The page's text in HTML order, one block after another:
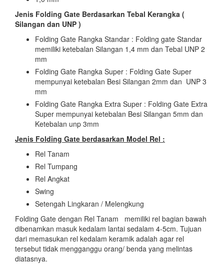
Jenis Folding Gate Berdasarkan Tebal Kerangka (
Silangan dan UNP )
Folding Gate Rangka Standar : Folding gate Standar
memiliki ketebalan Silangan 1,4 mm dan Tebal UNP 2
mm
Folding Gate Rangka Super : Folding Gate Super
mempunyai ketebalan Besi Silangan 2mm dan UNP 3
mm
Folding Gate Rangka Extra Super : Folding Gate Extra
Super mempunyai ketebalan Besi Silangan 5mm dan
Ketebalan unp 3mm
Jenis Folding Gate berdasarkan Model Rel :
Rel Tanam
Rel Tumpang
Rel Angkat
Swing
Setengah Lingkaran / Melengkung
Folding Gate dengan Rel Tanam memiliki rel bagian bawah
dibenamkan masuk kedalam lantai sedalam 4-5cm. Tujuan
dari memasukan rel kedalam keramik adalah agar rel
tersebut tidak mengganggu orang/ benda yang melintas
diatasnya.